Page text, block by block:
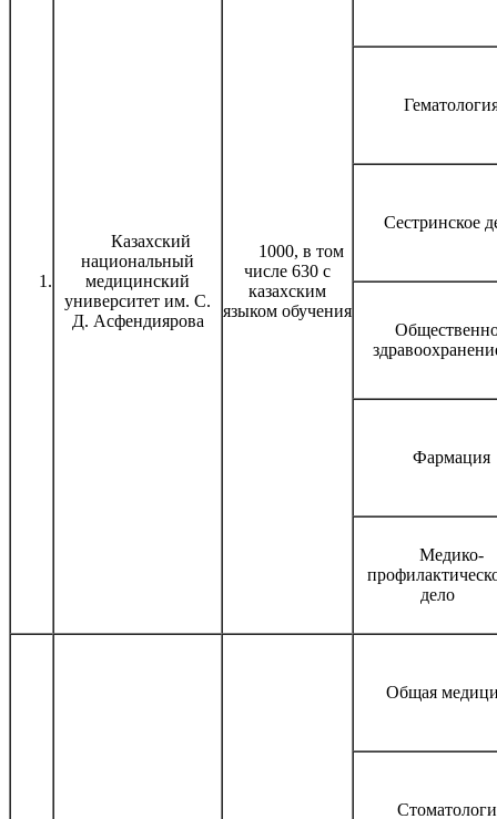
1.
Казахский
национальный
медицинский
университет им. С.
Д. Асфендиярова
1000, в том
числе 630 с
казахским
языком обучения
Сестринское
Фармация
Медико-
дело
Общая